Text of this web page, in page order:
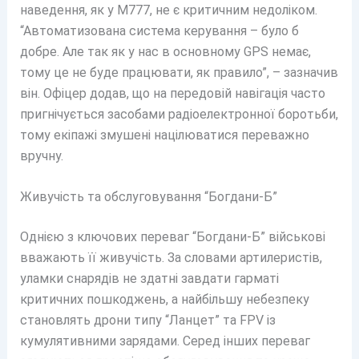
наведення, як у М777, не є критичним недоліком.
“Автоматизована система керування – було б
добре. Але так як у нас в основному GPS немає,
тому це не буде працювати, як правило”, – зазначив
він. Офіцер додав, що на передовій навігація часто
пригнічується засобами радіоелектронної боротьби,
тому екіпажі змушені націлюватися переважно
вручну.
Живучість та обслуговування “Богдани-Б”
Однією з ключових переваг “Богдани-Б” військові
вважають її живучість. За словами артилеристів,
уламки снарядів не здатні завдати гарматі
критичних пошкоджень, а найбільшу небезпеку
становлять дрони типу “Ланцет” та FPV із
кумулятивними зарядами. Серед інших переваг